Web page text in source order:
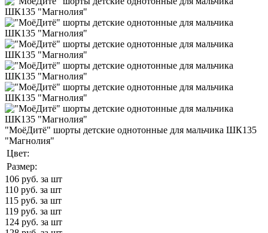
"МоёДитё" шорты детские однотонные для мальчика ШК135
"Магнолия"
Цвет:
Размер:
106 руб. за шт
110 руб. за шт
115 руб. за шт
119 руб. за шт
124 руб. за шт